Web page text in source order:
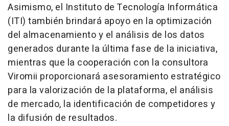
Asimismo, el Instituto de Tecnología Informática
(ITI) también brindará apoyo en la optimización
del almacenamiento y el análisis de los datos
generados durante la última fase de la iniciativa,
mientras que la cooperación con la consultora
Viromii proporcionará asesoramiento estratégico
para la valorización de la plataforma, el análisis
de mercado, la identificación de competidores y
la difusión de resultados.